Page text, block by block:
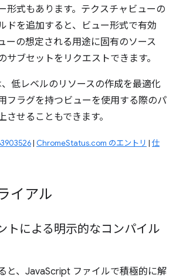
形式もあります。テクスチャビューの
ドを追加すると、ビュー形式で有効
ーの想定される用途に固有のソース
サブセットをリクエストできます。
低レベルのリソースの作成を最適化
フラグを持つビューを使用する際のパ
させることもできます。
| ChromeStatus.com のエントリ | 仕
イアル
トによる明示的なコンパイル
と、JavaScript ファイルで積極的に解